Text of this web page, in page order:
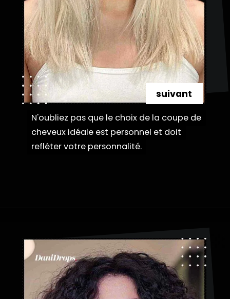
N'oubliez pas que le choix de la coupe de
cheveux idéale est personnel et doit
refléter votre personnalité.
N'oubliez pas que le choix de la coupe de
cheveux idéale est personnel et doit
refléter votre personnalité.
suivant